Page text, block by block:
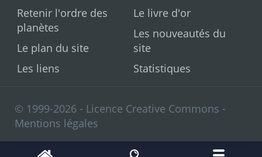
Retenir l'ordre des
planètes
Le plan du site
Les liens
Le livre d'or
Les nouveautés du
site
Statistiques
© 1999-2026 - Licence Creative Commons -
Mentions légales